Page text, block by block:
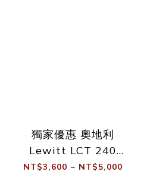
獨家優惠 奧地利
Lewitt LCT 240
PRO 大振膜 電容式
NT$3,600 ~ NT$5,000